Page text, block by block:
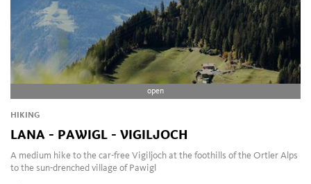
open
HIKING
LANA - PAWIGL - VIGILJOCH
A medium hike to the car-free Vigiljoch at the foothills of the Ortler Alps
to the sun-drenched village of Pawigl